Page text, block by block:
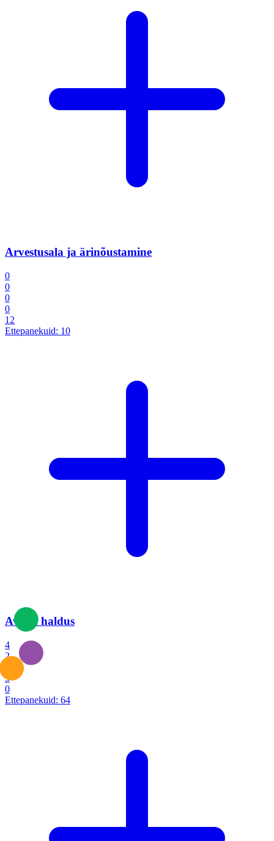
Arvestusala ja ärinõustamine
0
0
0
0
12
Ettepanekuid: 10
Avalik haldus
4
2
3
0
Ettepanekuid: 64